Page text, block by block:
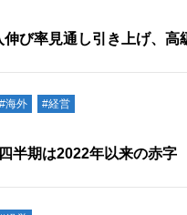
伸び率見通し引き上げ、高
#海外 #経営
半期は2022年以来の赤字